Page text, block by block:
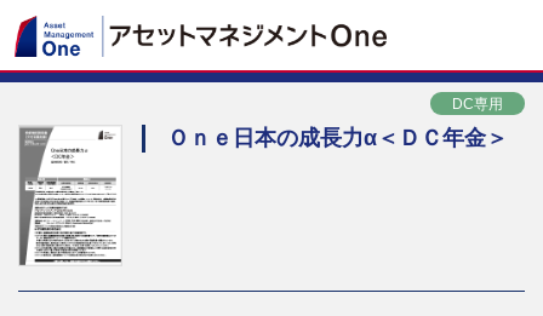
DC専用
Ｏｎｅ日本の成長力α＜ＤＣ年金＞